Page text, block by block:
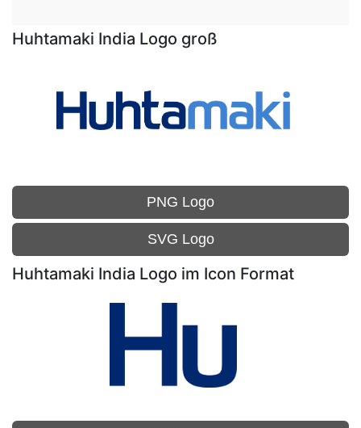
Huhtamaki India Logo groß
PNG Logo
SVG Logo
Huhtamaki India Logo im Icon Format